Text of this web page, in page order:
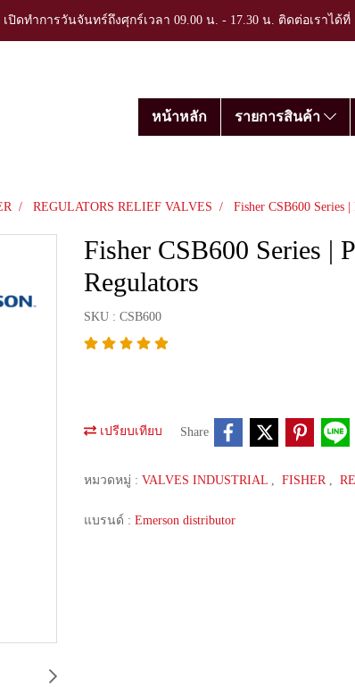
ปิดทำการวันจันทร์ถึงศุกร์เวลา 09.00 น. - 17.30 น. ติดต่อเราได้ที่ :
หน้าหลัก รายการสินค้า
REGULATORS RELIEF VALVES Fisher CSB600 Series |
Fisher CSB600 Series |
Regulators
SKU : CSB600
เปรียบเทียบ Share
หมวดหมู่ : VALVES INDUSTRIAL , FISHER ,
แบรนด์ : Emerson distributor